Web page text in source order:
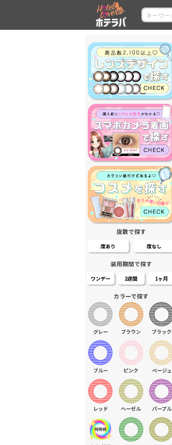
度数で探す
度あり 度なし
装用期間で探す
ワンデー 2週間 1ヶ月
カラーで探す
グレー ブラウン ブラック
ブルー ピンク ベージュ
レッド ヘーゼル パープル